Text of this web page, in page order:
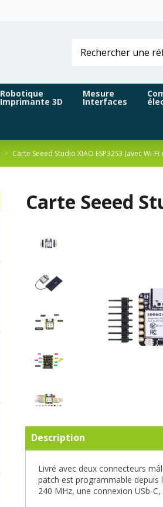
Robotique
Imprimante 3D
Mesure
Interfaces
Carte Seeed Studio XIAO ESP32S3 (avec Wi-
Carte Seeed
Description
Livré avec deux connecteurs
patch est programmable depuis
240 MHz, une connexion USb-